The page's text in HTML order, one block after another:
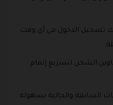
تسجيل الدخول في أي وقت
الشحن لتسريع إتمام
السابقة والحالية بسهولة